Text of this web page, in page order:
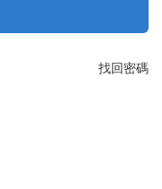
找回密碼